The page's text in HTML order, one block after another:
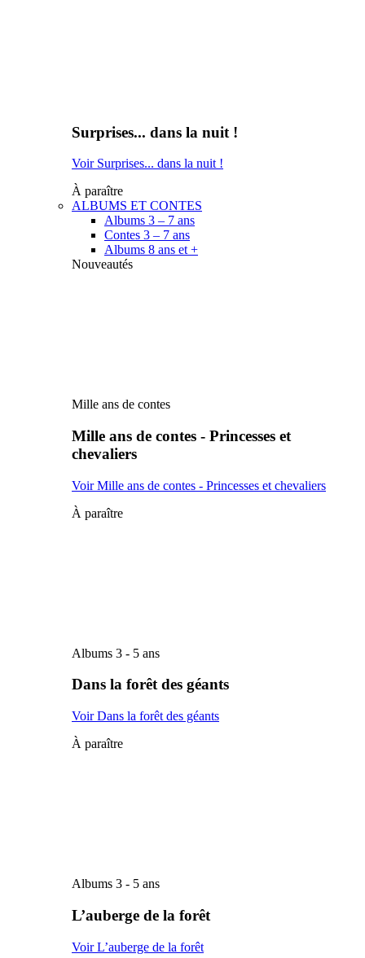
Surprises... dans la nuit !
Voir Surprises... dans la nuit !
À paraître
ALBUMS ET CONTES
Albums 3 – 7 ans
Contes 3 – 7 ans
Albums 8 ans et +
Nouveautés
Mille ans de contes
Mille ans de contes - Princesses et
chevaliers
Voir Mille ans de contes - Princesses et chevaliers
À paraître
Albums 3 - 5 ans
Dans la forêt des géants
Voir Dans la forêt des géants
À paraître
Albums 3 - 5 ans
L’auberge de la forêt
Voir L’auberge de la forêt